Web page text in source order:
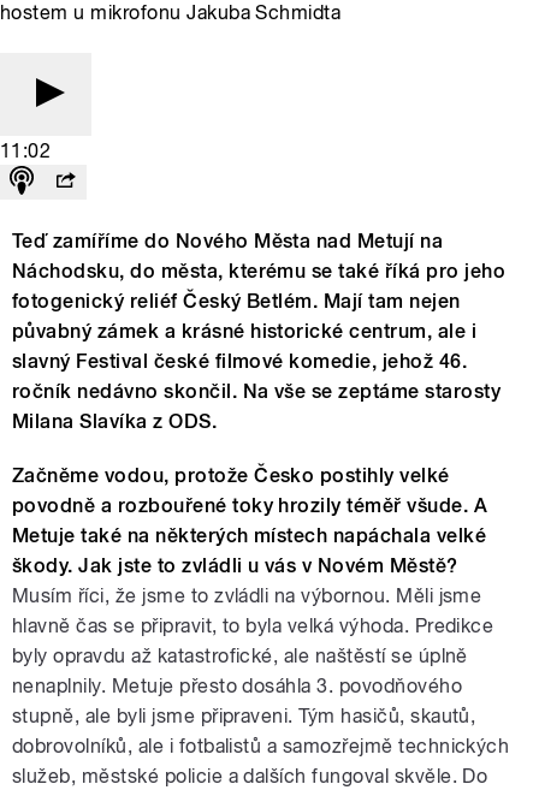
hostem u mikrofonu Jakuba Schmidta
11:02
Teď zamíříme do Nového Města nad Metují na
Náchodsku, do města, kterému se také říká pro jeho
fotogenický reliéf Český Betlém. Mají tam nejen
půvabný zámek a krásné historické centrum, ale i
slavný Festival české filmové komedie, jehož 46.
ročník nedávno skončil. Na vše se zeptáme starosty
Milana Slavíka z ODS.
Začněme vodou, protože Česko postihly velké
povodně a rozbouřené toky hrozily téměř všude. A
Metuje také na některých místech napáchala velké
škody. Jak jste to zvládli u vás v Novém Městě?
Musím říci, že jsme to zvládli na výbornou. Měli jsme
hlavně čas se připravit, to byla velká výhoda. Predikce
byly opravdu až katastrofické, ale naštěstí se úplně
nenaplnily. Metuje přesto dosáhla 3. povodňového
stupně, ale byli jsme připraveni. Tým hasičů, skautů,
dobrovolníků, ale i fotbalistů a samozřejmě technických
služeb, městské policie a dalších fungoval skvěle. Do